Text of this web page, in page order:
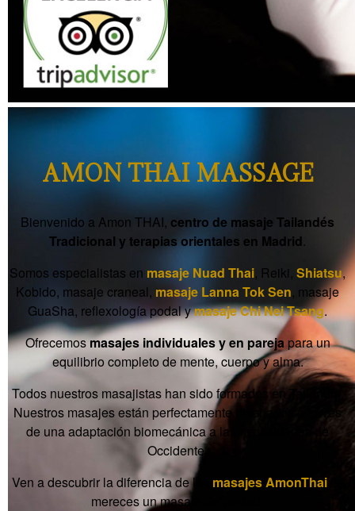
AMON THAI MASSAGE
Bienvenido a Amon THAI, centro de masaje Tailandés
Tradicional y terapias orientales en Madrid.
Somos especialistas en masaje Nuad Thai , Reiki, Shiatsu,
Kobido, masaje craneal, masaje Lanna Tok Sen , masaje
GuaSha, reflexología podal ymasaje Chi Nei Tsang.
Ofrecemosmasajes individuales y en pareja para un
equilibrio completo de mente, cuerpo y alma.
Todos nuestros masajistas han sido formados en Tailandia.
Nuestros masajes están perfectamente diseñados a través
de una adaptación biomecánica a las necesidades de
Occidente.
Ven a descubrir la diferencia de los masajes AmonThai, te
mereces un masaje de verdad.